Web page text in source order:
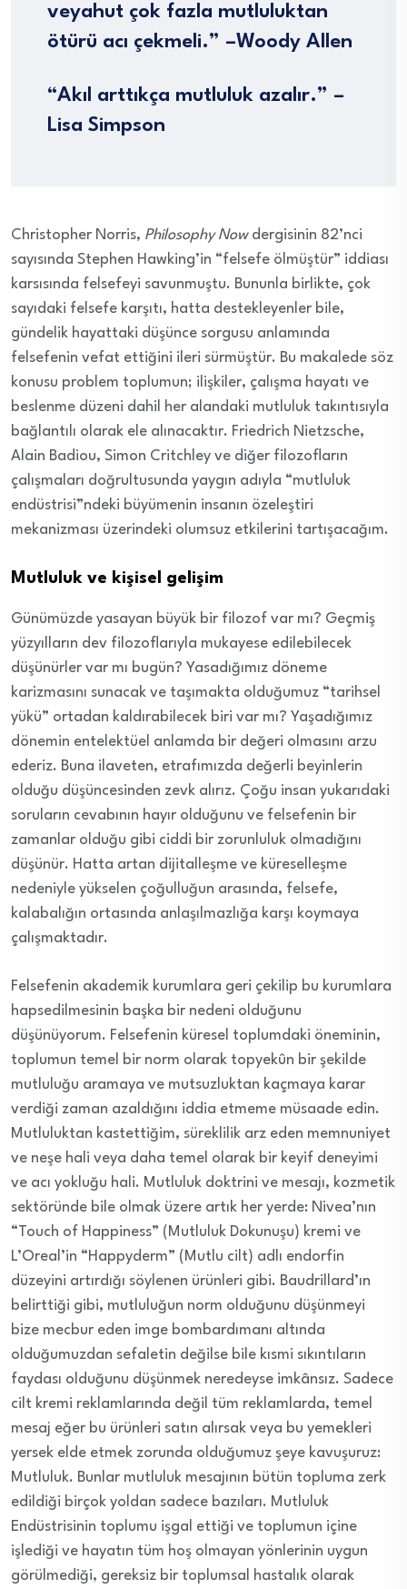
veyahut çok fazla mutluluktan
ötürü acı çekmeli.” –Woody Allen
“Akıl arttıkça mutluluk azalır.” –
Lisa Simpson
Christopher Norris, Philosophy Nowdergisinin 82’nci
sayısında Stephen Hawking’in “felsefe ölmüştür” iddiası
karsısında felsefeyi savunmuştu. Bununla birlikte, çok
sayıdaki felsefe karşıtı, hatta destekleyenler bile,
gündelik hayattaki düşünce sorgusu anlamında
felsefenin vefat ettiğini ileri sürmüştür. Bu makalede söz
konusu problem toplumun; ilişkiler, çalışma hayatı ve
beslenme düzeni dahil her alandaki mutluluk takıntısıyla
bağlantılı olarak ele alınacaktır. Friedrich Nietzsche,
Alain Badiou, Simon Critchley ve diğer filozofların
çalışmaları doğrultusunda yaygın adıyla “mutluluk
endüstrisi”ndeki büyümenin insanın özeleştiri
mekanizması üzerindeki olumsuz etkilerini tartışacağım.
Mutluluk ve kişisel gelişim
Günümüzde yasayan büyük bir filozof var mı? Geçmiş
yüzyılların dev filozoflarıyla mukayese edilebilecek
düşünürler var mı bugün? Yasadığımız döneme
karizmasını sunacak ve taşımakta olduğumuz “tarihsel
yükü” ortadan kaldırabilecek biri var mı? Yaşadığımız
dönemin entelektüel anlamda bir değeri olmasını arzu
ederiz. Buna ilaveten, etrafımızda değerli beyinlerin
olduğu düşüncesinden zevk alırız. Çoğu insan yukarıdaki
soruların cevabının hayır olduğunu ve felsefenin bir
zamanlar olduğu gibi ciddi bir zorunluluk olmadığını
düşünür. Hatta artan dijitalleşme ve küreselleşme
nedeniyle yükselen çoğulluğun arasında, felsefe,
kalabalığın ortasında anlaşılmazlığa karşı koymaya
çalışmaktadır.
Felsefenin akademik kurumlara geri çekilip bu kurumlara
hapsedilmesinin başka bir nedeni olduğunu
düşünüyorum. Felsefenin küresel toplumdaki öneminin,
toplumun temel bir norm olarak topyekûn bir şekilde
mutluluğu aramaya ve mutsuzluktan kaçmaya karar
verdiği zaman azaldığını iddia etmeme müsaade edin.
Mutluluktan kastettiğim, süreklilik arz eden memnuniyet
ve neşe hali veya daha temel olarak bir keyif deneyimi
ve acı yokluğu hali. Mutluluk doktrini ve mesajı, kozmetik
sektöründe bile olmak üzere artık her yerde: Nivea’nın
“Touch of Happiness” (Mutluluk Dokunuşu) kremi ve
L’Oreal’in “Happyderm” (Mutlu cilt) adlı endorfin
düzeyini artırdığı söylenen ürünleri gibi. Baudrillard’ın
belirttiği gibi, mutluluğun norm olduğunu düşünmeyi
bize mecbur eden imge bombardımanı altında
olduğumuzdan sefaletin değilse bile kısmi sıkıntıların
faydası olduğunu düşünmek neredeyse imkânsız. Sadece
cilt kremi reklamlarında değil tüm reklamlarda, temel
mesaj eğer bu ürünleri satın alırsak veya bu yemekleri
yersek elde etmek zorunda olduğumuz şeye kavuşuruz:
Mutluluk. Bunlar mutluluk mesajının bütün topluma zerk
edildiği birçok yoldan sadece bazıları. Mutluluk
Endüstrisinin toplumu işgal ettiği ve toplumun içine
işlediği ve hayatın tüm hoş olmayan yönlerinin uygun
görülmediği, gereksiz bir toplumsal hastalık olarak